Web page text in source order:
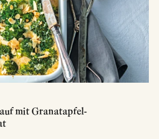
mit Granatapfel-